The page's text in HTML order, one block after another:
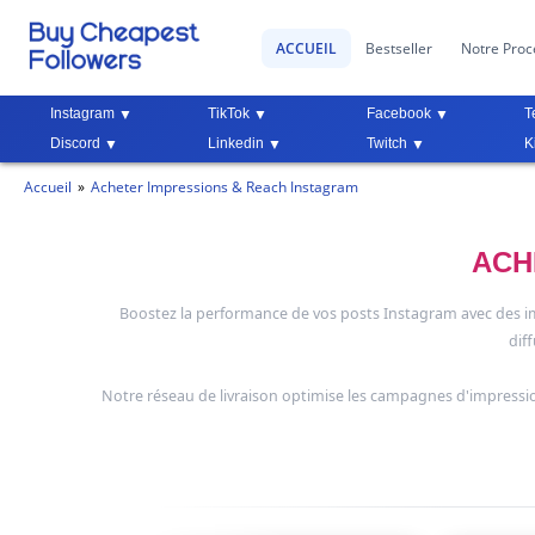
ACCUEIL Bestseller Notre
Instagram TikTok Facebook
Discord
Linkedin Twitch
Accueil Acheter Impressions & Reach Instagram
Boostez la performance de vos posts Instagram avec
Notre réseau de livraison optimise les campagnes